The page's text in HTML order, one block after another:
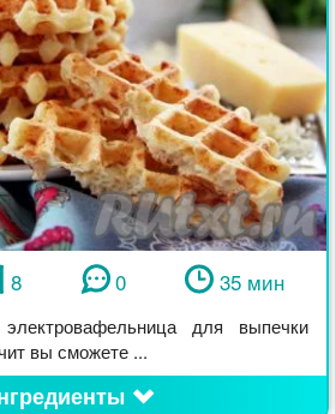
8 0 35 мин
для выпечки
вы сможете ...